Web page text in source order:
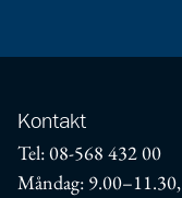
Kontakt
Tel: 08-568 432 00
Måndag: 9.00–11.30,